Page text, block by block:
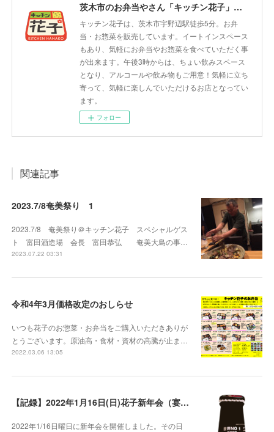
茨木市のお弁当やさん「キッチン花子」ちょい飲みスペース「サウス」
キッチン花子は、茨木市宇野辺駅徒歩5分。お弁
当・お惣菜を販売しています。イートインスペース
もあり、気軽にお弁当やお惣菜を食べていただく事
が出来ます。午後3時からは、ちょい飲みスペース
となり、アルコールや飲み物もご用意！気軽に立ち
寄って、気軽に楽しんでいただけるお店となってい
ます。
フォロー
関連記事
2023.7/8奄美祭り 1
2023.7/8 奄美祭り＠キッチン花子 スペシャルゲス
ト 富田酒造場 会長 富田恭弘 奄美大島の事…
2023.07.22 03:31
令和4年3月価格改定のおしらせ
いつも花子のお惣菜・お弁当をご購入いただきありが
とうございます。原油高・食材・資材の高騰が止ま…
2022.03.06 13:05
【記録】2022年1月16日(日)花子新年会（宴）其１ 開催までの葛藤
2022年1/16日曜日に新年会を開催しました。その日